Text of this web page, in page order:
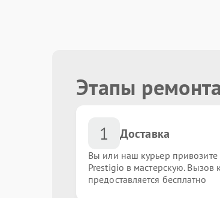
Этапы
1 Доставка
Вы или наш курьер привозите
Prestigio в мастерскую. Вызов
предоставляется бесплатно